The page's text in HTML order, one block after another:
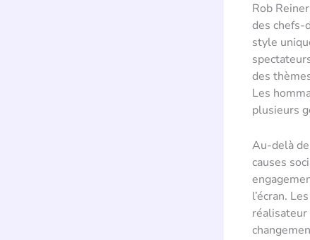
Rob
des chefs-
style
des
Les
plusieurs
Au-delà
causes
l’écran.
réalisateur